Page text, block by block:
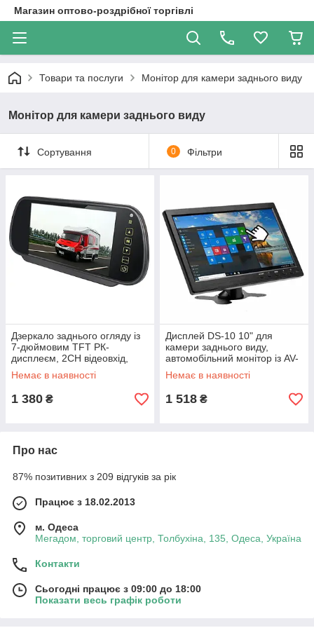
Магазин оптово-роздрібної торгівлі
Товари та послуги Монітор для камери заднього виду
Монітор для камери заднього виду
Сортування 0 Фільтри
Дзеркало заднього огляду із
7-дюймовим TFT РК-
дисплеєм, 2CH відеовхід,
сенсорна кнопка
Немає в наявності
1 380 ₴
Дисплей DS-10 10" для
камери заднього виду,
автомобільний монітор із AV-
входом і кріпленням
Немає в наявності
1 518 ₴
Про нас
87% позитивних з 209 відгуків за рік
Працює з 18.02.2013
м. Одеса
Мегадом, торговий центр, Толбухіна, 135, Одеса, Україна
Контакти
Сьогодні працює з 09:00 до 18:00
Показати весь графік роботи